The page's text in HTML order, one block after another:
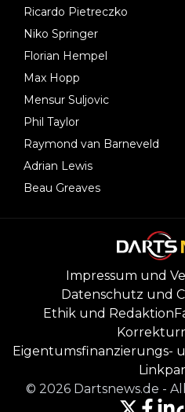
Ricardo Pietreczko
Niko Springer
Florian Hempel
Max Hopp
Mensur Suljovic
Phil Taylor
Raymond van Barneveld
Adrian Lewis
Beau Greaves
Impressum und
Datenschutz und
Ethik und Redaktion
Eigentumsfinanzierungs-
© 2026 Dartsnews.de -